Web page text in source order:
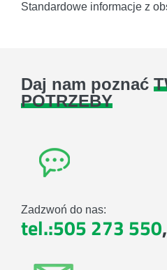
Standardowe informacje z
Daj nam poznać
POTRZEBY
Zadzwoń do nas:
tel.:505 273 550,